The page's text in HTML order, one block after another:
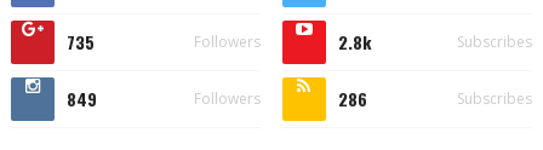
735 Followers 2.8k Subscribes
849 Followers 286 Subscribes